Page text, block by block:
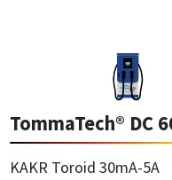
TommaTech® DC
KAKR Toroid 30mA-5A